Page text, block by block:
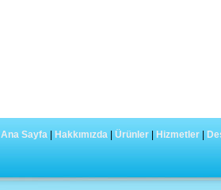
|Ana Sayfa Hakkımızda |Ürünler Hizmetler